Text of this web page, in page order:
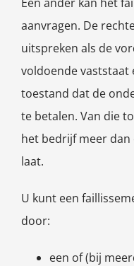
aanvragen. De
uitspreken als de
voldoende vaststaat
toestand dat de
te betalen. Van die
het bedrijf meer
laat.
U kunt een
door:
een of (bij